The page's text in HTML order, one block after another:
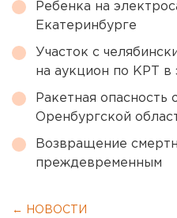
Ребенка на
Екатеринбурге
Участок с
на аукцион по КРТ в
Ракетная опасность
Оренбургской
Возвращение
преждевременным
← НОВОСТИ